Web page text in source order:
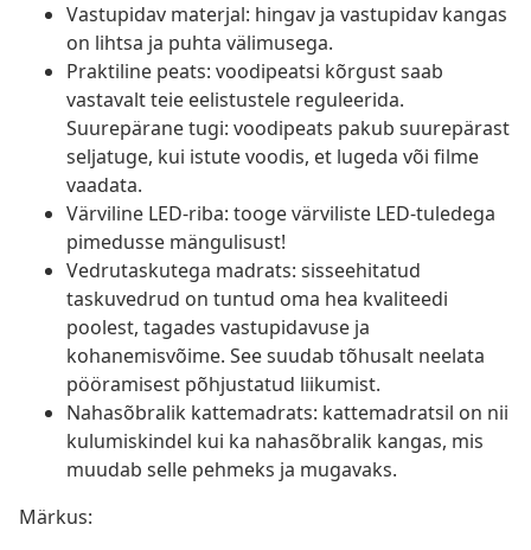
Vastupidav materjal: hingav ja vastupidav kangas
on lihtsa ja puhta välimusega.
Praktiline peats: voodipeatsi kõrgust saab
vastavalt teie eelistustele reguleerida.
Suurepärane tugi: voodipeats pakub suurepärast
seljatuge, kui istute voodis, et lugeda või filme
vaadata.
Värviline LED-riba: tooge värviliste LED-tuledega
pimedusse mängulisust!
Vedrutaskutega madrats: sisseehitatud
taskuvedrud on tuntud oma hea kvaliteedi
poolest, tagades vastupidavuse ja
kohanemisvõime. See suudab tõhusalt neelata
pööramisest põhjustatud liikumist.
Nahasõbralik kattemadrats: kattemadratsil on nii
kulumiskindel kui ka nahasõbralik kangas, mis
muudab selle pehmeks ja mugavaks.
Märkus: